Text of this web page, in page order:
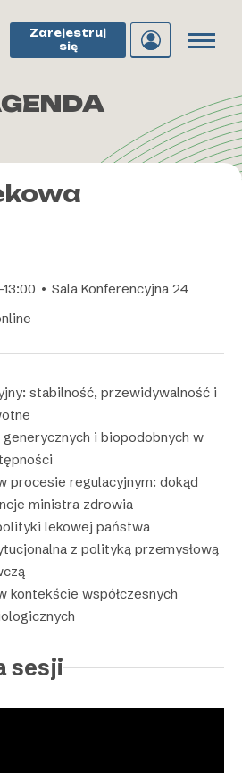
Zarejestruj
się
• Sala Konferencyjna 24
stabilność, przewidywalność i
i biopodobnych w
procesie regulacyjnym: dokąd
ministra zdrowia
lekowej państwa
z polityką przemysłową
kontekście współczesnych
sesji